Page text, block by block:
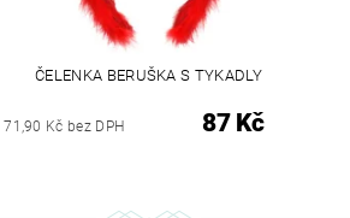
ČELENKA BERUŠKA S TYKADLY
71,90 Kč bez DPH 87 Kč